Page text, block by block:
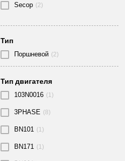
Secop (2)
Тип
Поршневой (2)
Тип двигателя
103N0016 (1)
3PHASE (8)
BN101 (1)
BN171 (1)